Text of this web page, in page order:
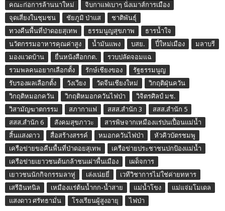
คณะก่อการล้านนาใหม่
จิบกาแฟเบาๆ นั่งเมาส์การเมือง
จุดเสี่ยงในชุมชน
ชัยภูมิ ป่าแส
ชาติพันธุ์
ทวงคืนพื้นที่ป่าดอยสุเทพ
ธรรมนูญสุขภาพ
ธารน้ำใจ
นวัตกรรมอาหารคุณค่าสูง
น้ำมันแพง บสย. ปี๋ใหม่เมือง
มลาบรี
มองแวดบ้าน
ยื่นหนังสือกกต.
รวบปลัดจอมแฉ
รวมพลคนอยากเลือกตั้ง
รักษ์เชียงของ
รัฐธรรมนูญ
รับรองผลเลือกตั้ง
วังเวียง วัดจีนเชียงใหม่
วิกฤติฝุ่นควัน
วิกฤติหมอกควัน
วิกฤติหมอกควันไฟป่า
วิจิตรศิลป์ มช.
วิสามัญฆาตกรรม
สภากาแฟ สสส.สำนัก 3
สสส.สำนัก 5
สสส.สำนัก 6
สังคมสุขภาวะ
สารพิษจากเหมืองแร่ปนเปื้อนแม่น้ำ
สิ้นแสงดาว
สื่อสร้างสรรค์ หมอกควันไฟป่า
หัวคิวบัตรชมพู
เครือข่ายขอคืนพื้นที่ป่าดอยสุเทพ
เครือข่ายประชาชนปกป้องแม่น้ำ
เครือข่ายเยาวชนต้นกล้าชนเผ่าพื้นเมือง
เผด็จการ
เยาวชนนักกิจกรรมลาหู่
เล่งเน่ยยี่
เวทีวิชาการไม่ใช่ค่ายทหาร
เสรีอินทนิล
เหมืองแร่ต้นน้ำกก-น้ำสาย แม่น้ำโขง
แม่แจ่มโมเดล
แสงดาว ศรัทธามั่น
โรงเรียนผู้สูงอายุ ไฟป่า